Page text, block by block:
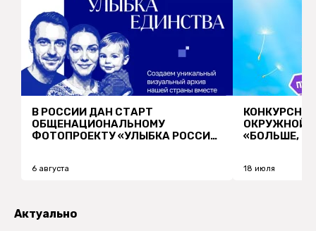
В РОССИИ ДАН СТАРТ
ОБЩЕНАЦИОНАЛЬНОМУ
ФОТОПРОЕКТУ «УЛЫБКА РОССИИ.
6 августа
ОКРУЖНОЙ
«БОЛЬШЕ,
18 июля
Актуально